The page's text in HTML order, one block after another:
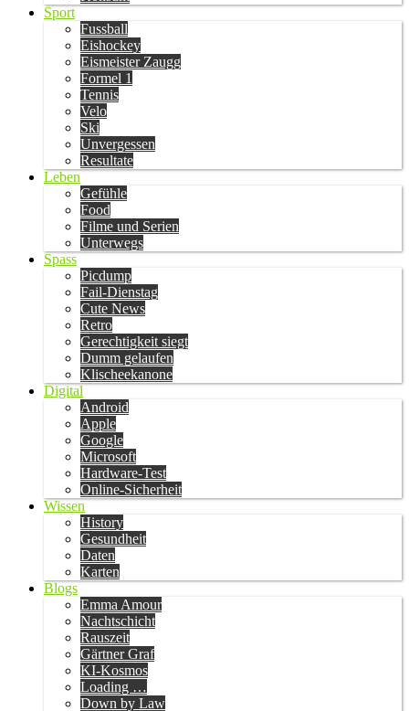
Sport
Fussball
Eishockey
Eismeister Zaugg
Formel 1
Tennis
Velo
Ski
Unvergessen
Resultate
Leben
Gefühle
Food
Filme und Serien
Unterwegs
Spass
Picdump
Fail-Dienstag
Cute News
Retro
Gerechtigkeit siegt
Dumm gelaufen
Klischeekanone
Digital
Android
Apple
Google
Microsoft
Hardware-Test
Online-Sicherheit
Wissen
History
Gesundheit
Daten
Karten
Blogs
Emma Amour
Nachtschicht
Rauszeit
Gärtner Graf
KI-Kosmos
Loading …
Down by Law